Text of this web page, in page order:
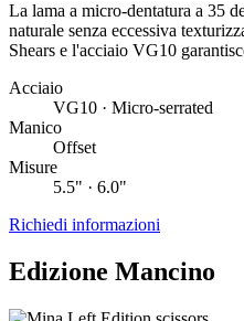
La lama a micro-dentatura a 35
naturale senza eccessiva
Shears e l'acciaio VG10
Acciaio
VG10 · Micro-serrated
Manico
Offset
Misure
5.5" · 6.0"
Richiedi informazioni
Edizione Mancino